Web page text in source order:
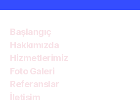
Başlangıç
Hakkımızda
Hizmetlerimiz
Foto Galeri
Referanslar
İletişim